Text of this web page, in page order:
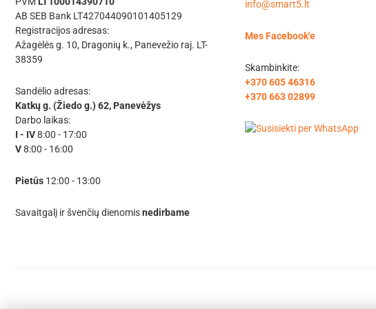
AB SEB Bank LT427044090101405129
Registracijos adresas:
Ažagėlės g. 10, Dragonių k., Panevežio raj. LT-
38359
Sandėlio adresas:
Katkų g. (Žiedo g.) 62, Panevėžys
Darbo laikas:
I - IV8:00 - 17:00
V8:00 - 16:00
Pietūs 12:00 - 13:00
Savaitgalį ir švenčių dienomisnedirbame
info@smart5.lt
Mes Facebook'e
Skambinkite:
+370 605 46316
+370 663 02899